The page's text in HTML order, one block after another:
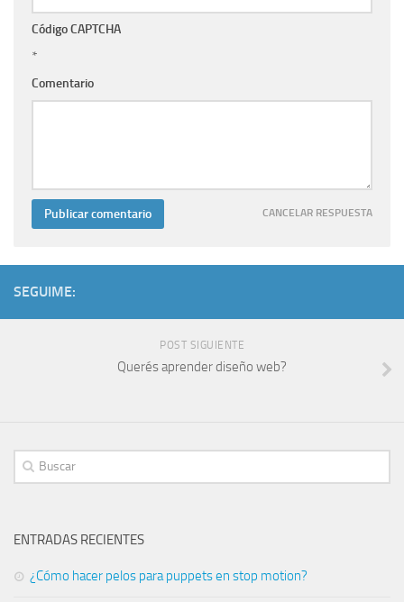
CANCELAR RESPUESTA
Código CAPTCHA
*
Comentario
SEGUIME:
POST SIGUIENTE
Querés aprender diseño web?
ENTRADAS RECIENTES
¿Cómo hacer pelos para puppets en stop motion?